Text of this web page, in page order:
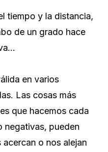
tiempo y la distancia,
de un grado hace
en varios
Las cosas más
que hacemos cada
negativas, pueden
o nos alejan